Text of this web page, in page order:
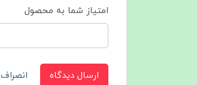
امتیاز شما به محصول
ارسال دیدگاه انصراف